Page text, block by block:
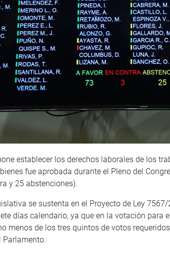
establecer los derechos laborales de los
fue aprobada durante el Pleno del
y 25 abstenciones).
se sustenta en el Proyecto de Ley
días calendario, ya que en la votación para
menos de los tres quintos de votos
Parlamento.